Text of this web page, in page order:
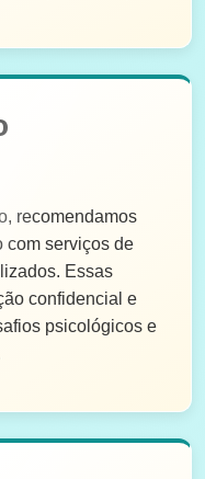
recomendamos
com serviços de
Essas
confidencial e
psicológicos e